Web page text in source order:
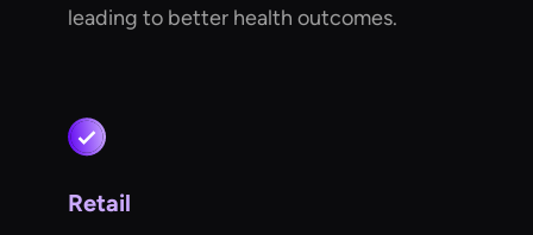
leading to better health outcomes.
Retail